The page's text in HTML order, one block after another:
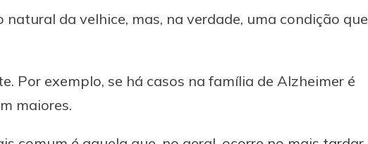
da velhice, mas, na verdade, uma condição que
Por exemplo, se há casos na família de Alzheimer é
maiores.